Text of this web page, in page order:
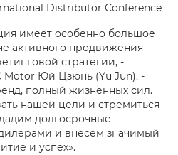
Distributor Conference
имеет особенно большое
активного продвижения
стратегии, -
Motor Юй Цзюнь (Yu Jun). -
полный жизненных сил.
нашей цели и стремиться
долгосрочные
и внесем значимый
и успех».